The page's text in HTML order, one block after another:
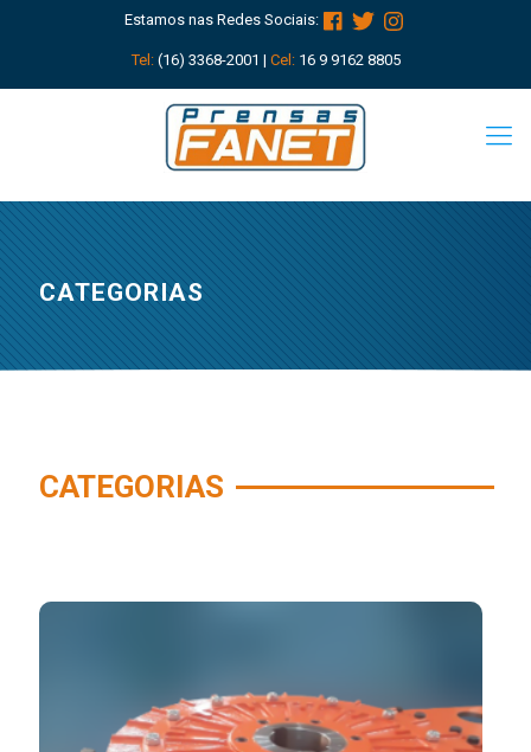
Estamos nas Redes Sociais:
Tel:(16) 3368-2001 | Cel:16 9 9162 8805
CATEGORIAS
CATEGORIAS